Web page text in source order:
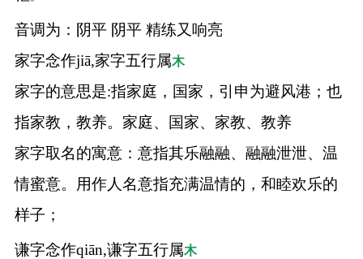
音调为：阴平 阴平 精练又响亮
家字念作jiā,家字五行属木
家字的意思是:指家庭，国家，引申为避风港；也
指家教，教养。家庭、国家、家教、教养
家字取名的寓意：意指其乐融融、融融泄泄、温
情蜜意。用作人名意指充满温情的，和睦欢乐的
样子；
谦字念作qiān,谦字五行属木